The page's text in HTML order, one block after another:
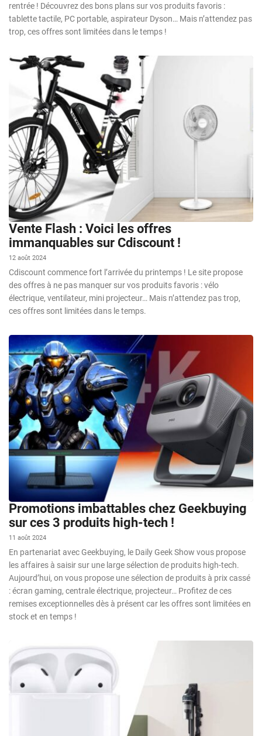
rentrée ! Découvrez des bons plans sur vos produits favoris :
tablette tactile, PC portable, aspirateur Dyson… Mais n’attendez pas
trop, ces offres sont limitées dans le temps !
Vente Flash : Voici les offres
immanquables sur Cdiscount !
12 août 2024
Cdiscount commence fort l’arrivée du printemps ! Le site propose
des offres à ne pas manquer sur vos produits favoris : vélo
électrique, ventilateur, mini projecteur… Mais n’attendez pas trop,
ces offres sont limitées dans le temps.
Promotions imbattables chez Geekbuying
sur ces 3 produits high-tech !
11 août 2024
En partenariat avec Geekbuying, le Daily Geek Show vous propose
les affaires à saisir sur une large sélection de produits high-tech.
Aujourd’hui, on vous propose une sélection de produits à prix cassé
: écran gaming, centrale électrique, projecteur… Profitez de ces
remises exceptionnelles dès à présent car les offres sont limitées en
stock et en temps !